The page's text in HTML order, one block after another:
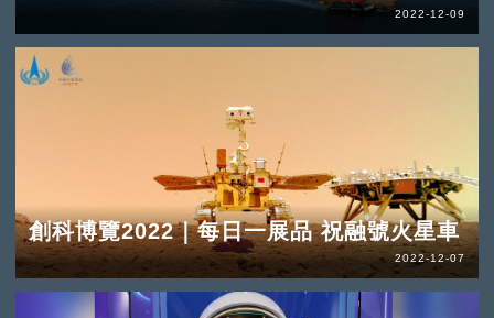
2022-12-09
創科博覽2022｜每日一展品 祝融號火星車
2022-12-07